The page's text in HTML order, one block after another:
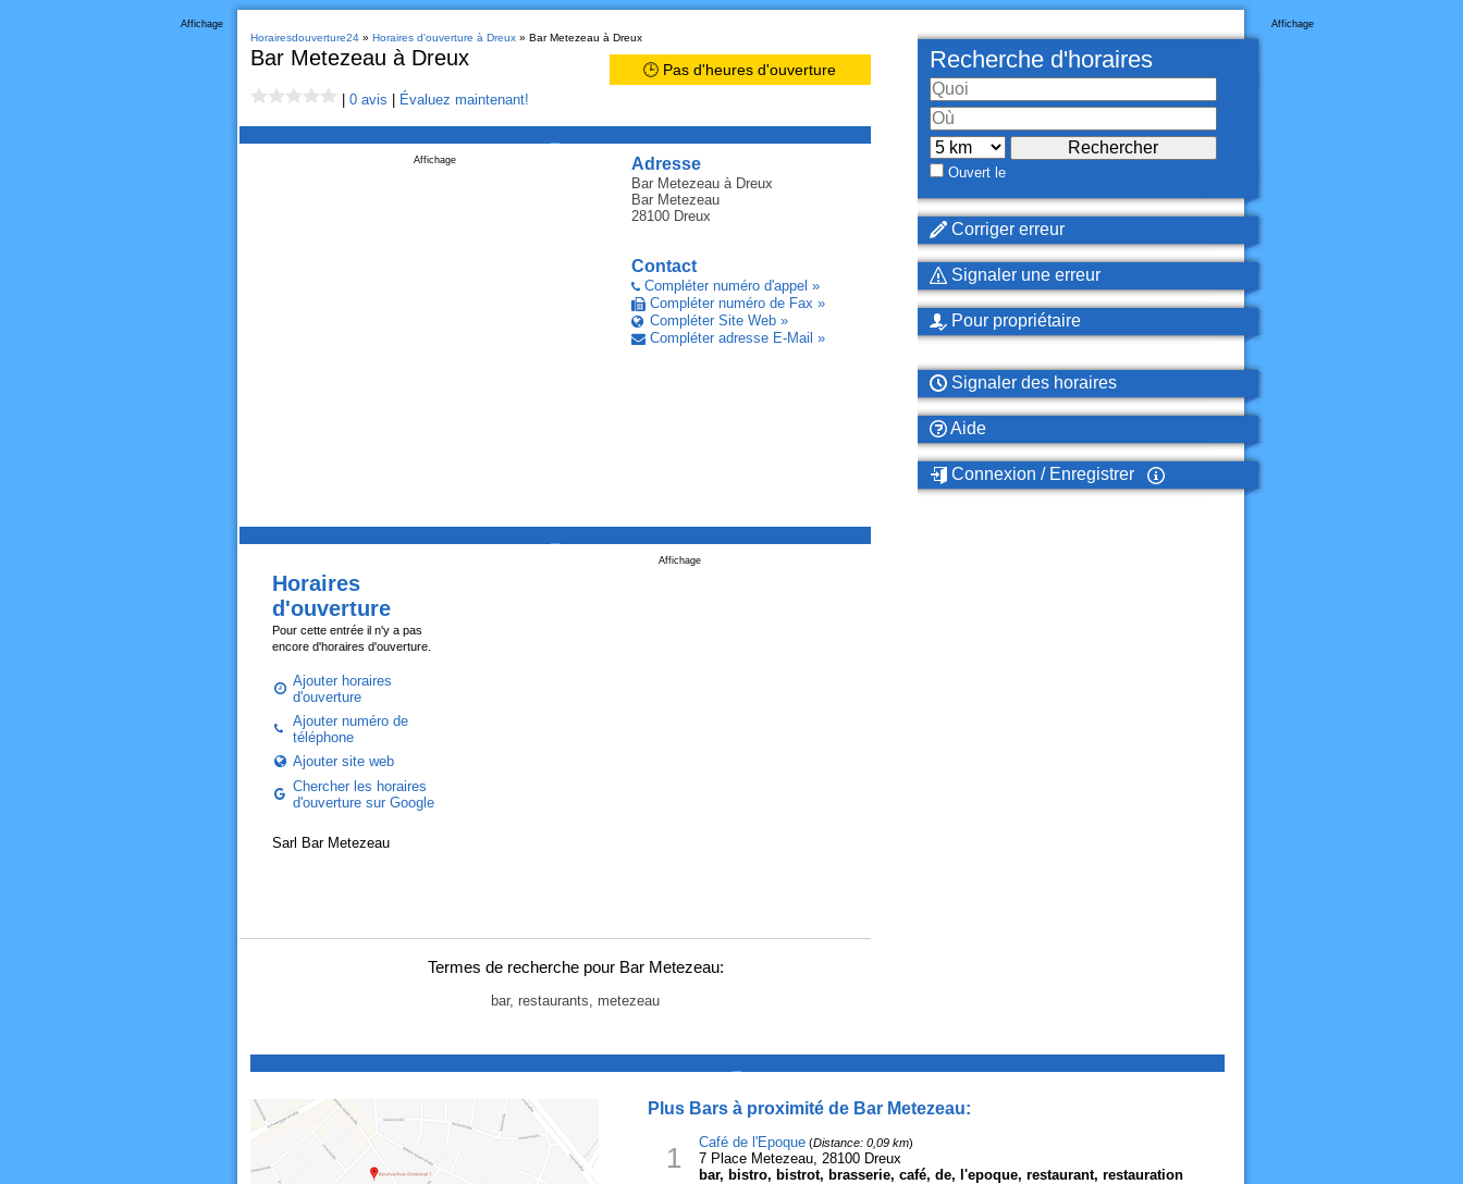
Affichage
Horairesdouverture24» Horaires d'ouverture à Dreux» Bar Metezeau à Dreux
Bar Metezeau à Dreux 🕒 Pas d'heures d'ouverture
0 avis Évaluez maintenant!
Adresse
Bar Metezeauà Dreux
Bar Metezeau
28100 Dreux
Contact
Compléter numéro d'appel »
Compléter numéro de Fax »
Compléter Site Web »
Compléter adresse E-Mail »
Affichage
Affichage
Horaires
d'ouverture
Pour cette entrée il n'y a pas
encore d'horaires d'ouverture.
Ajouter horaires
d'ouverture
Ajouter numéro de
téléphone
Ajouter site web
Chercher les horaires
d'ouverture sur Google
Sarl Bar Metezeau
Termes de recherche pour Bar Metezeau:
bar, restaurants, metezeau
Affichage
Recherche d'horaires
Ouvert le
Corriger erreur
Signaler une erreur
Pour propriétaire
Signaler des horaires
Aide
Connexion / Enregistrer
Plus Bars à proximité de Bar Metezeau:
1 Café de l'Epoque(Distance: 0,09 km)
7 Place Metezeau, 28100 Dreux
bar, bistro, bistrot, brasserie, café, de, l'epoque, restaurant, restauration